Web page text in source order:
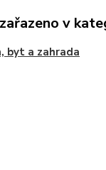
v
byt a zahrada